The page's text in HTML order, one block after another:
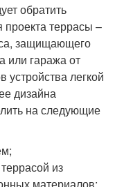
обратить
террасы –
защищающего
или гаража от
легкой
дизайна
на следующие
из
материалов;